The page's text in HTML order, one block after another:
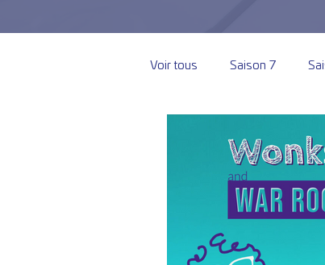
Voir tous Saison 7